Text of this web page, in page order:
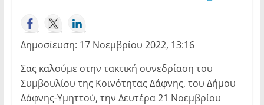
Δημοσίευση: 17 Νοεμβρίου 2022, 13:16
Σας καλούμε στην τακτική συνεδρίαση του
Συμβουλίου της Κοινότητας Δάφνης, του Δήμου
Δάφνης-Υμηττού, την Δευτέρα 21 Νοεμβρίου